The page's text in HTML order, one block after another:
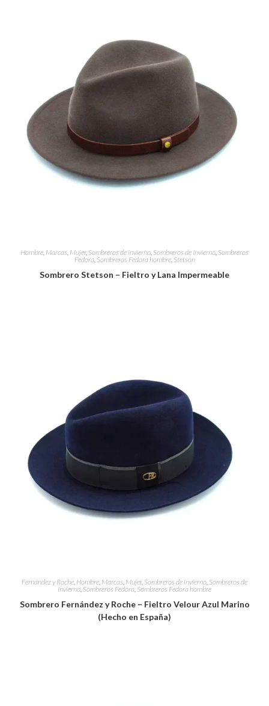
Hombre Marcas Mujer, Sombreros de invierno Sombreros de Invierno Sombreros
Fedora Sombreros Fedora hombre, Stetson
Sombrero Stetson – Fieltro y Lana Impermeable
Fernández y Roche Hombre Marcas Mujer, Sombreros de invierno Sombreros de
Invierno Sombreros Fedora Sombreros Fedora hombre
Sombrero Fernández y Roche – Fieltro Velour Azul Marino
(Hecho en España)